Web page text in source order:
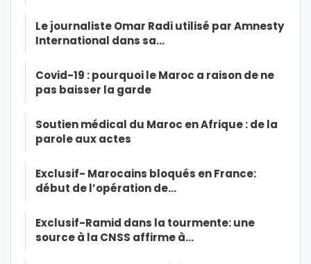
Le journaliste Omar Radi utilisé par Amnesty
International dans sa…
Covid-19 : pourquoi le Maroc a raison de ne
pas baisser la garde
Soutien médical du Maroc en Afrique : de la
parole aux actes
Exclusif- Marocains bloqués en France:
début de l’opération de…
Exclusif-Ramid dans la tourmente: une
source à la CNSS affirme à…